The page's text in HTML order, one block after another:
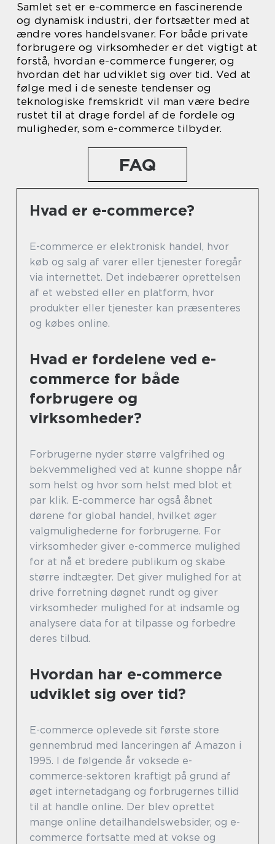
Samlet set er e-commerce en fascinerende
og dynamisk industri, der fortsætter med at
ændre vores handelsvaner. For både private
forbrugere og virksomheder er det vigtigt at
forstå, hvordan e-commerce fungerer, og
hvordan det har udviklet sig over tid. Ved at
følge med i de seneste tendenser og
teknologiske fremskridt vil man være bedre
rustet til at drage fordel af de fordele og
muligheder, som e-commerce tilbyder.
FAQ
Hvad er e-commerce?
E-commerce er elektronisk handel, hvor
køb og salg af varer eller tjenester foregår
via internettet. Det indebærer oprettelsen
af et websted eller en platform, hvor
produkter eller tjenester kan præsenteres
og købes online.
Hvad er fordelene ved e-
commerce for både
forbrugere og
virksomheder?
Forbrugerne nyder større valgfrihed og
bekvemmelighed ved at kunne shoppe når
som helst og hvor som helst med blot et
par klik. E-commerce har også åbnet
dørene for global handel, hvilket øger
valgmulighederne for forbrugerne. For
virksomheder giver e-commerce mulighed
for at nå et bredere publikum og skabe
større indtægter. Det giver mulighed for at
drive forretning døgnet rundt og giver
virksomheder mulighed for at indsamle og
analysere data for at tilpasse og forbedre
deres tilbud.
Hvordan har e-commerce
udviklet sig over tid?
E-commerce oplevede sit første store
gennembrud med lanceringen af Amazon i
1995. I de følgende år voksede e-
commerce-sektoren kraftigt på grund af
øget internetadgang og forbrugernes tillid
til at handle online. Der blev oprettet
mange online detailhandelswebsider, og e-
commerce fortsatte med at vokse og